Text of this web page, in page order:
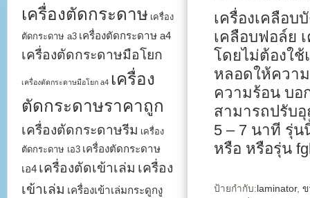
เครื่องเคลือบ
เคลือบฟอล์ย
โดยไม่ต้องใช้
หลอดให้ควา
ความร้อน บอ
สามารถปรับ
5 – 7 นาที รุ่
หรือ หรือรุ่น
ป้ายกำกับ: laminator, ข
เครื่องตัดกระดาษ เครื่อง
ตัดกระดาษ a3 เครื่องตัดกระดาษ a4
เครื่องตัดกระดาษมือโยก
เครื่องตัดกระดาษมือโยก a4 เครื่อง
ตัดกระดาษราคาถูก
เครื่องตัดกระดาษรีม เครื่อง
ตัดกระดาษ เอ3 เครื่องตัดกระดาษ
เอ4 เครื่องตัดเข้าเล่ม เครื่อง
เข้าเล่ม เครื่องเข้าเล่มกระดูกงู